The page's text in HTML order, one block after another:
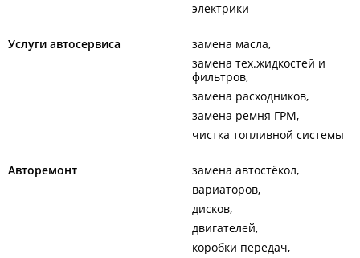
электрики
Услуги автосервиса
замена масла
замена тех.жидкостей и
фильтров
замена расходников
замена ремня ГРМ
чистка топливной системы
Авторемонт
замена автостёкол
вариаторов
дисков
двигателей
коробки передач